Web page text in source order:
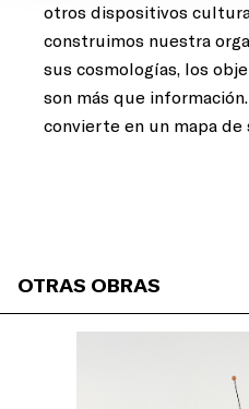
otros dispositivos
construimos nuestra
sus cosmologías, los
son más que
convierte en un mapa de
OTRAS OBRAS